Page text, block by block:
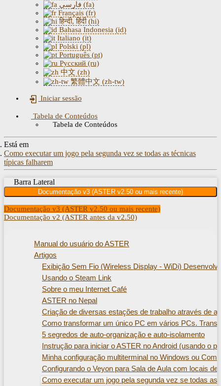
فارسی (fa)
Français (fr)
हिन्दी, हिंदी (hi)
Bahasa Indonesia (id)
Italiano (it)
Polski (pl)
Português (pt)
Русский (ru)
中文 (zh)
繁體中文 (zh-tw)
Iniciar sessão
Tabela de Conteúdos
Tabela de Conteúdos
Está em
Como executar um jogo pela segunda vez se todas as técnicas
típicas falharem
Barra Lateral
Documentação v3 (ASTER v2.50 ou mais recente)
Documentação v3 (ASTER v2.50 ou mais recente)
Documentação v2 (ASTER antes da v2.50)
Manual do usuário do ASTER
Artigos
Exibição Sem Fio (Wireless Display - WiDi)
Usando o Steam Link
Sobre o meu Internet Café
ASTER no Nepal
Criação de diversas estações de trabalho através de
Como transformar um único PC em vários PCs.
5 segredos de auto-organização e auto-isolamento
Instrução para iniciar o ASTER no Android (usando o
Minha configuração multiterminal no Windows ou
Configurando o Veyon para Sala de Aula com locais de
Como executar um jogo pela segunda vez se todas